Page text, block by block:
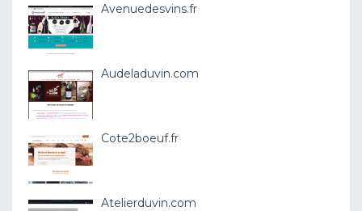
Avenuedesvins.fr
Audeladuvin.com
Cote2boeuf.fr
Atelierduvin.com